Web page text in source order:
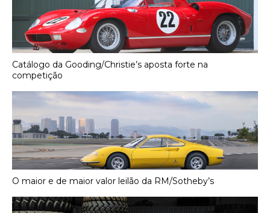
Catálogo da Gooding/Christie’s aposta forte na
competição
O maior e de maior valor leilão da RM/Sotheby’s